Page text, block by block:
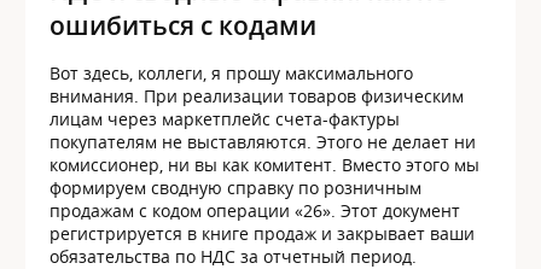
ошибиться с кодами
Вот здесь, коллеги, я прошу максимального
внимания. При реализации товаров физическим
лицам через маркетплейс счета-фактуры
покупателям не выставляются. Этого не делает ни
комиссионер, ни вы как комитент. Вместо этого мы
формируем сводную справку по розничным
продажам с кодом операции «26». Этот документ
регистрируется в книге продаж и закрывает ваши
обязательства по НДС за отчетный период.